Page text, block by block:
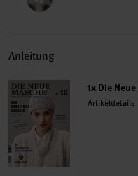
Anleitung
1x Die
Artikeldetails